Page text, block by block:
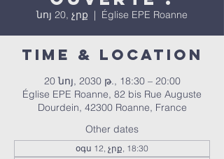
նոյ 20, չրք
  |
Église EPE Roanne
Time & Location
20 նոյ, 2030 թ., 18:30 – 20:00
Église EPE Roanne, 82 bis Rue Auguste
Dourdein, 42300 Roanne, France
Other dates
օգս 12, չրք, 18:30